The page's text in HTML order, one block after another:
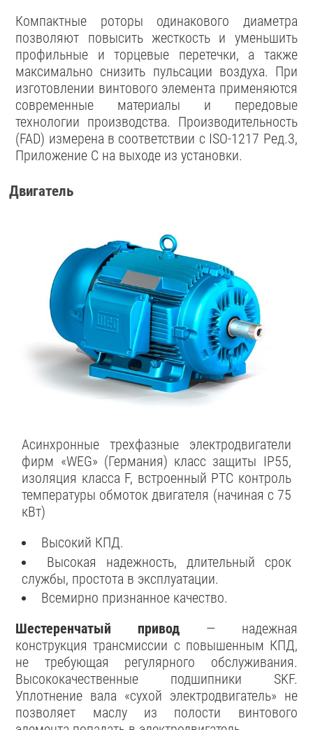
Компактные роторы одинакового диаметра
позволяют повысить жесткость и уменьшить
профильные и торцевые перетечки, а также
максимально снизить пульсации воздуха. При
изготовлении винтового элемента применяются
современные материалы и передовые
технологии производства. Производительность
(FAD) измерена в соответствии с ISO-1217 Ред.3,
Приложение C на выходе из установки.
Двигатель
Асинхронные трехфазные электродвигатели
фирм «WEG» (Германия) класс защиты IP55,
изоляция класса F, встроенный РТС контроль
температуры обмоток двигателя (начиная с 75
кВт)
Высокий КПД.
Высокая надежность, длительный срок
службы, простота в эксплуатации.
Всемирно признанное качество.
Шестеренчатый привод — надежная
конструкция трансмиссии с повышенным КПД,
не требующая регулярного обслуживания.
Высококачественные подшипники SKF.
Уплотнение вала «сухой электродвигатель» не
позволяет маслу из полости винтового